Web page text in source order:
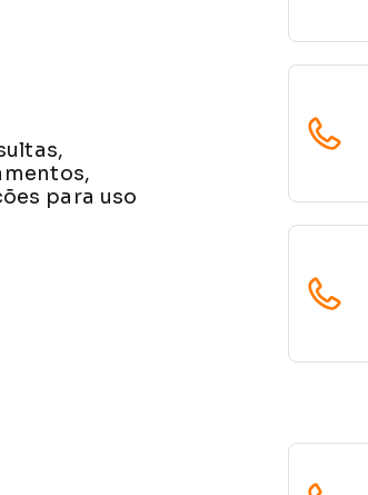
para uso